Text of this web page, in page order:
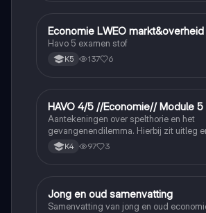
Economie
Economie LWEO markt&overheid
Havo 5 examen stof
K5 137 6
Economie
HAVO 4/5 //Economie// Module 5
Aantekeningen over spelthorie en het
gevangenendilemma. Hierbij zit uitleg
K4 97 3
Economie
Jong en oud samenvatting
Samenvatting van jong en oud